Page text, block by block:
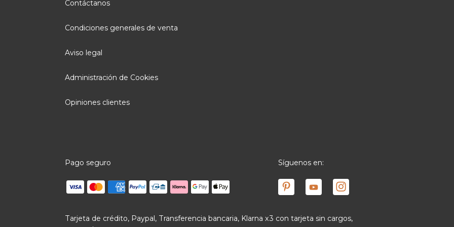
Contáctanos
Condiciones generales de venta
Aviso legal
Administración de Cookies
Opiniones clientes
Pago seguro Síguenos en:
Tarjeta de crédito, Paypal, Transferencia bancaria, Klarna x3 con tarjeta sin cargos,